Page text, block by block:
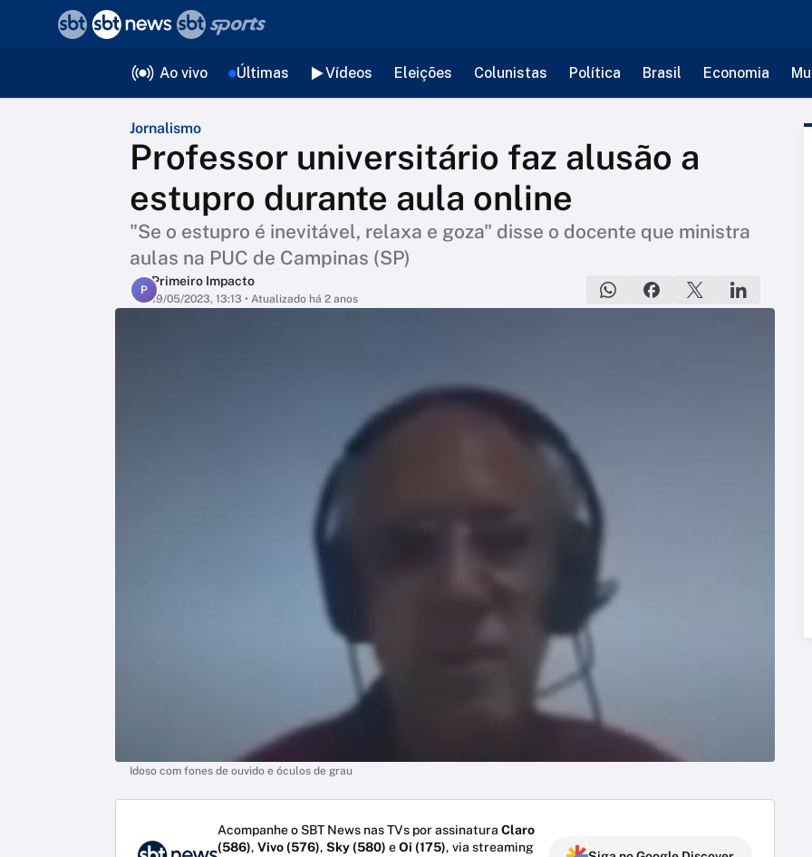
Ao vivo Últimas Vídeos Eleições Colunistas Política Brasil Economia
Jornalismo
Professor universitário faz alusão a
estupro durante aula online
"Se o estupro é inevitável, relaxa e goza" disse o docente que ministra
aulas na PUC de Campinas (SP)
P
Primeiro Impacto
19/05/2023, 13:13 • Atualizado há 2 anos
Idoso com fones de ouvido e óculos de grau
Acompanhe o SBT News nas TVs por assinatura Claro
(586), Vivo (576), Sky (580) eOi (175), via streaming
voltar
Editorias